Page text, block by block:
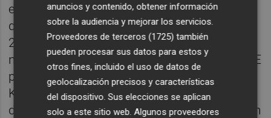
en Oriente Medio también ha frenado el alza
que el mercado laboral experimentó en
2025. Las empresas, en general, aguantan y
no hay noticias de ERTE, a excepción del ERE
planteado por Victoria Cerámics (grupo de
Keraben y Saloni). No obstante, el sector ha
destruido200 empleos en febrero y marzo
en
anuncios y contenido, obtener información
sobre la audiencia y mejorar los servicios.
Proveedores de terceros (1725) también
pueden procesar sus datos para estos y
otros fines, incluido el uso de datos de
geolocalización precisos y características
del dispositivo. Sus elecciones se aplican
solo a este sitio web. Algunos proveedores